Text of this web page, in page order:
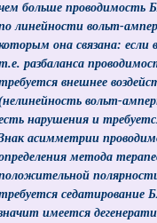
больше проводимость
линейности вольт-
она связана:
разбаланса
внешнее
вольт-
нарушения и
асимметрии
метода
седатирование
имеется